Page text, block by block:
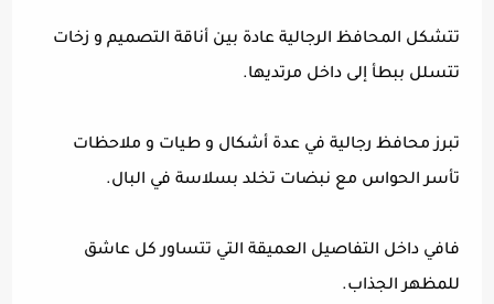
تتشكل المحافظ الرجالية عادة بين أناقة التصميم و زخات
تتسلل ببطأ إلى داخل مرتديها.
تبرز محافظ رجالية في عدة أشكال و طيات و ملاحظات
تأسر الحواس مع نبضات تخلد بسلاسة في البال.
فافي داخل التفاصيل العميقة التي تتساور كل عاشق
للمظهر الجذاب.